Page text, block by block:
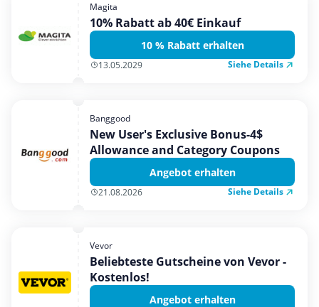
Magita
10% Rabatt ab 40€ Einkauf
10 % Rabatt erhalten
13.05.2029 Siehe Details
Banggood
New User's Exclusive Bonus-4$
Allowance and Category Coupons
Angebot erhalten
21.08.2026 Siehe Details
Vevor
Beliebteste Gutscheine von Vevor -
Kostenlos!
Angebot erhalten